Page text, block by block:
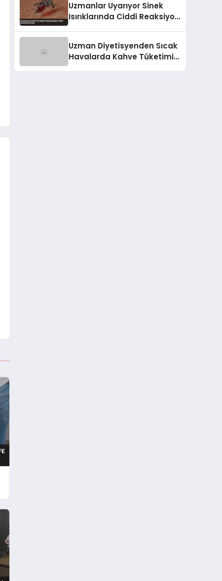
Uzmanlar Uyarıyor Sinek
Isırıklarında Ciddi Reaksiyon
Uzman Diyetisyenden Sıcak
Havalarda Kahve Tüketimi